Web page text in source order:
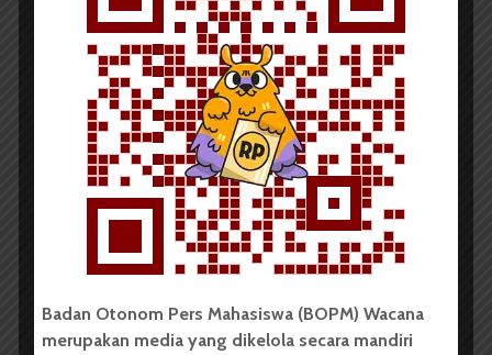
Kenalkan Budaya Minang,
IMIB USU Persembahkan
Tari Randai
Redaksi 1 Mei 2015
259 dilihat
2 menit waktu baca
Santi Herlina
Badan Otonom Pers Mahasiswa (BOPM) Wacana
merupakan media yang dikelola secara mandiri